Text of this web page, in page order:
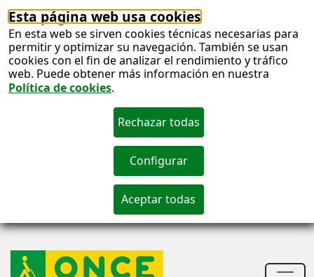
Esta página web usa cookies
En esta web se sirven cookies técnicas necesarias para
permitir y optimizar su navegación. También se usan
cookies con el fin de analizar el rendimiento y tráfico
web. Puede obtener más información en nuestra
Política de cookies.